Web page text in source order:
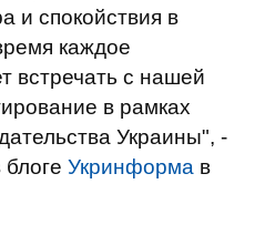
и спокойствия в
каждое
встречать с нашей
в рамках
Украины", -
Укринформа в